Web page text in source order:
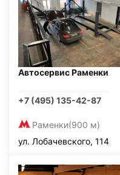
Автосервис Раменки
+7 (495) 135-42-87
Раменки(900 м)
ул. Лобачевского, 114